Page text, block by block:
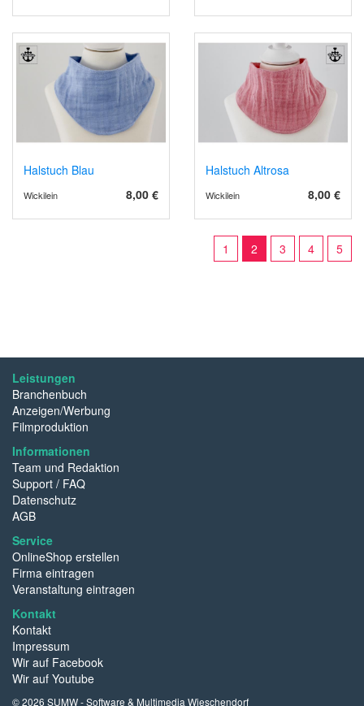
Halstuch Blau
8,00 €
Wickilein
Halstuch Altrosa
8,00 €
Wickilein
1 2 3 4 5
Leistungen
Branchenbuch
Anzeigen/Werbung
Filmproduktion
Informationen
Team und Redaktion
Support / FAQ
Datenschutz
AGB
Service
OnlineShop erstellen
Firma eintragen
Veranstaltung eintragen
Kontakt
Kontakt
Impressum
Wir auf Facebook
Wir auf Youtube
© 2026 SUMW - Software & Multimedia Wieschendorf